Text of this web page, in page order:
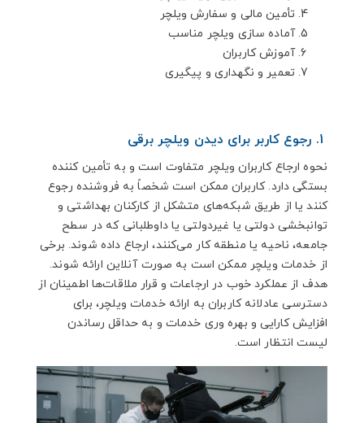
تأمین مالی و سفارش ویلچر
آماده سازی ویلچر مناسب
آموزش کاربران
تعمیر و نگهداری و پیگیری
نحوه ارجاع کاربران ویلچر متفاوت است و به تأمین کننده
بستگی دارد. کاربران ممکن است شخصاً به فروشنده رجوع
کنند یا از طریق شبکه‌های متشکل از کارکنان بهداشتی و
توانبخشی دولتی یا غیردولتی یا داوطلبانی که در سطح
جامعه، ناحیه یا منطقه کار می‌کنند، ارجاع داده شوند. برخی
از خدمات ویلچر ممکن است به صورت آنلاین ارائه شوند.
هدف از عملکرد خوب در ارجاعات و قرار ملاقات‌ها اطمینان از
دسترسی عادلانه کاربران به ارائه خدمات ویلچر، برای
افزایش کارایی و بهره وری خدمات و به حداقل رساندن
لیست انتظار است.